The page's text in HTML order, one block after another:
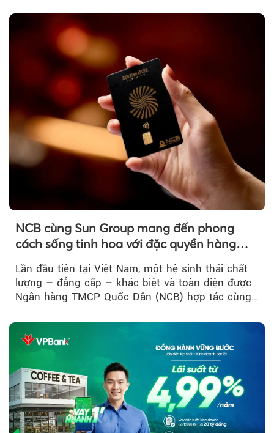
NCB cùng Sun Group mang đến phong
cách sống tinh hoa với đặc quyền hàng
đầu Việt Nam
Lần đầu tiên tại Việt Nam, một hệ sinh thái chất
lượng – đẳng cấp – khác biệt và toàn diện được
Ngân hàng TMCP Quốc Dân (NCB) hợp tác cùng